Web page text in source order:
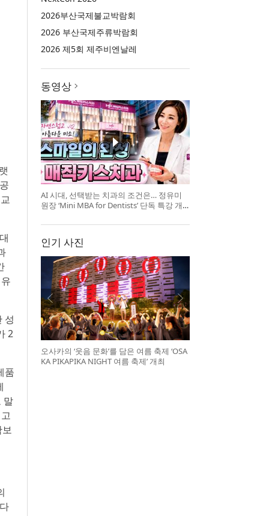
성
2
품
말
2026부산국제불교박람회
2026 부산국제주류박람회
2026 제5회 제주비엔날레
동영상
AI 시대, 선택받는 치과의 조건은… 정유미
원장 ‘Mini MBA for Dentists’ 단독 특강 개
인기 사진
오사카의 ‘웃음 문화’를 담은 여름 축제 ‘OSA
KA PIKAPIKA NIGHT 여름 축제’ 개최